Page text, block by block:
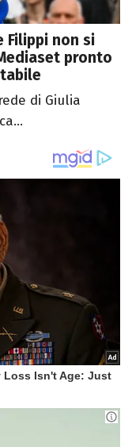
Filippi non si
pronto
di Giulia